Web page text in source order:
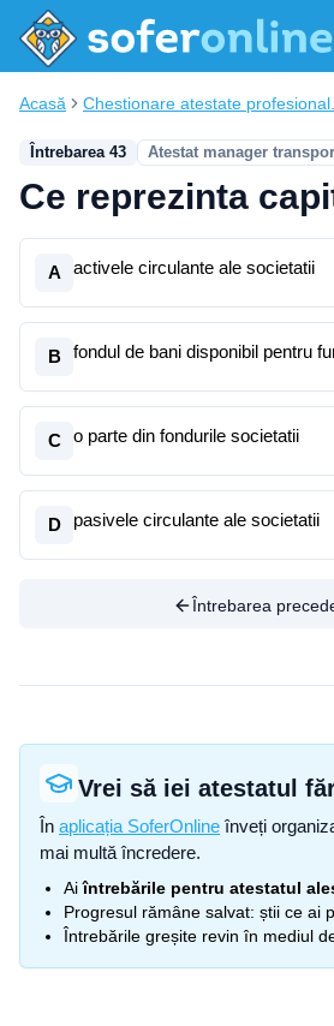
Acasă Chestionare atestate profesional...
Întrebarea 43 Atestat manager
Ce reprezinta
A activele circulante ale societatii
B fondul de bani disponibil pentru
C o parte din fondurile societatii
D pasivele circulante ale societatii
Întrebarea
Vrei să iei atestatul
În aplicația SoferOnline înveți
mai multă încredere.
Aiîntrebările pentru atestatul
Progresul rămâne salvat: știi ce ai
Întrebările greșite revin în mediul